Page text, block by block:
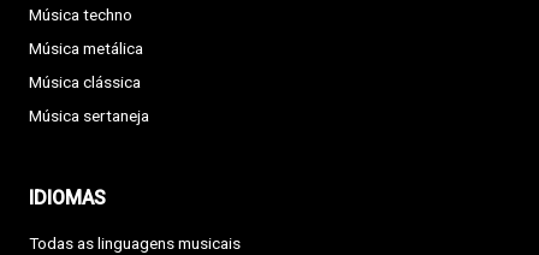
Música techno
Música metálica
Música clássica
Música sertaneja
IDIOMAS
Todas as linguagens musicais